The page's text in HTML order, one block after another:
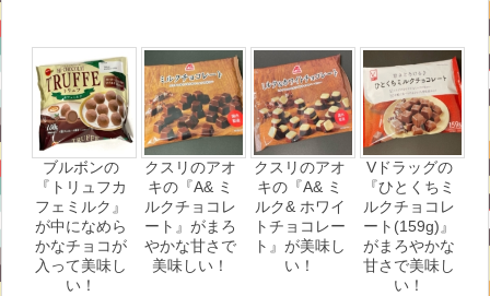
ブルボンの
『トリュフカ
フェミルク』
が中になめら
かなチョコが
入って美味し
い！
クスリのアオ
キの『A& ミ
ルクチョコレ
ート』がまろ
やかな甘さで
美味しい！
クスリのアオ
キの『A& ミ
ルク& ホワイ
トチョコレー
ト』が美味し
い！
Vドラッグの
『ひとくちミ
ルクチョコレ
ート(159g)』
がまろやかな
甘さで美味し
い！